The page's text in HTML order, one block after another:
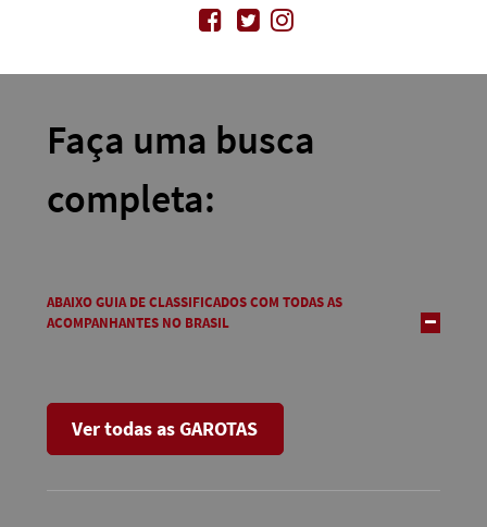
Faça uma busca
completa:
ABAIXO GUIA DE CLASSIFICADOS COM TODAS AS
ACOMPANHANTES NO BRASIL
Ver todas as GAROTAS